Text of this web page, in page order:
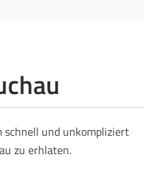
schnell und unkompliziert
zu erhlaten.